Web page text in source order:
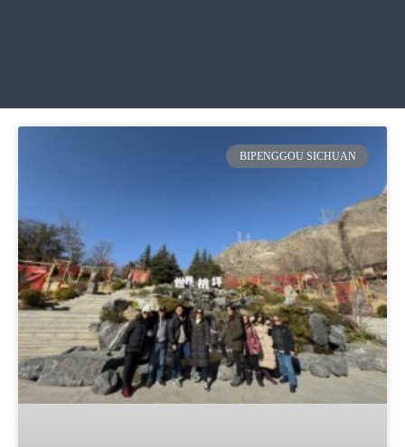
BIPENGGOU SICHUAN